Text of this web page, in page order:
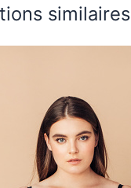
similaires